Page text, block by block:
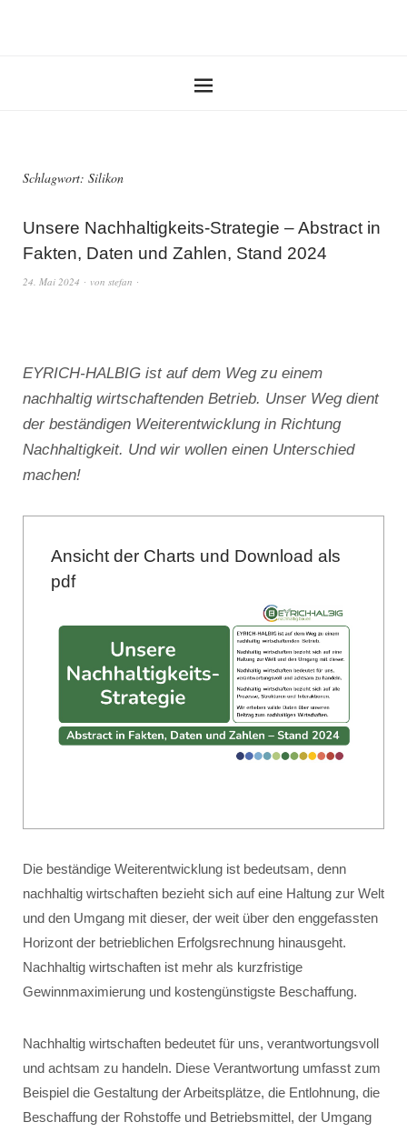
Schlagwort: Silikon
Unsere Nachhaltigkeits-Strategie – Abstract in
Fakten, Daten und Zahlen, Stand 2024
24. Mai 2024 von stefan
EYRICH-HALBIG ist auf dem Weg zu einem
nachhaltig wirtschaftenden Betrieb. Unser Weg dient
der beständigen Weiterentwicklung in Richtung
Nachhaltigkeit. Und wir wollen einen Unterschied
machen!
Ansicht der Charts und Download als
pdf
Die beständige Weiterentwicklung ist bedeutsam, denn
nachhaltig wirtschaften bezieht sich auf eine Haltung zur Welt
und den Umgang mit dieser, der weit über den enggefassten
Horizont der betrieblichen Erfolgsrechnung hinausgeht.
Nachhaltig wirtschaften ist mehr als kurzfristige
Gewinnmaximierung und kostengünstigste Beschaffung.
Nachhaltig wirtschaften bedeutet für uns, verantwortungsvoll
und achtsam zu handeln. Diese Verantwortung umfasst zum
Beispiel die Gestaltung der Arbeitsplätze, die Entlohnung, die
Beschaffung der Rohstoffe und Betriebsmittel, der Umgang